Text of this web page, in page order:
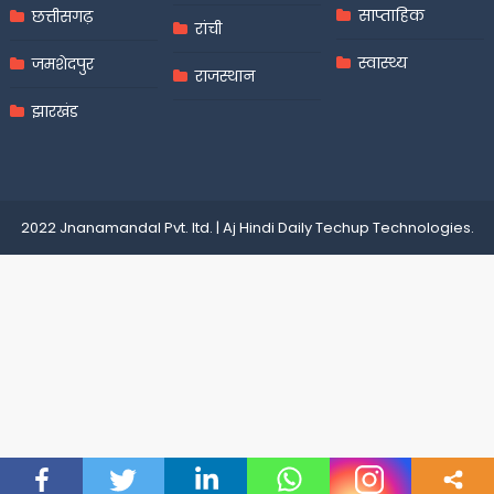
छत्तीसगढ़
जमशेदपुर
झारखंड
रांची
राजस्थान
साप्ताहिक
स्वास्थ्य
2022 Jnanamandal Pvt. ltd. | Aj Hindi DailyTechup Technologies.